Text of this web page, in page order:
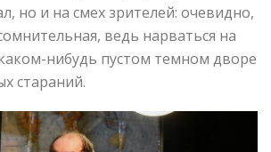
но и на смех зрителей: очевидно,
ведь нарваться на
нибудь пустом темном дворе
стараний.